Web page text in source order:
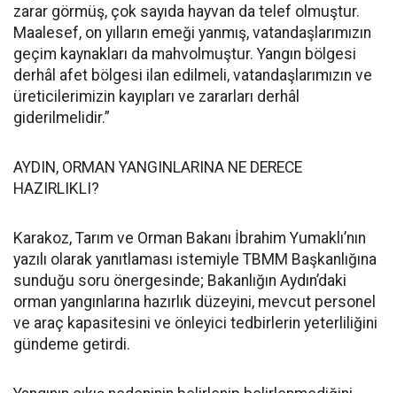
zarar görmüş, çok sayıda hayvan da telef olmuştur.
Maalesef, on yılların emeği yanmış, vatandaşlarımızın
geçim kaynakları da mahvolmuştur. Yangın bölgesi
derhâl afet bölgesi ilan edilmeli, vatandaşlarımızın ve
üreticilerimizin kayıpları ve zararları derhâl
giderilmelidir.”
AYDIN, ORMAN YANGINLARINA NE DERECE
HAZIRLIKLI?
Karakoz, Tarım ve Orman Bakanı İbrahim Yumaklı’nın
yazılı olarak yanıtlaması istemiyle TBMM Başkanlığına
sunduğu soru önergesinde; Bakanlığın Aydın’daki
orman yangınlarına hazırlık düzeyini, mevcut personel
ve araç kapasitesini ve önleyici tedbirlerin yeterliliğini
gündeme getirdi.